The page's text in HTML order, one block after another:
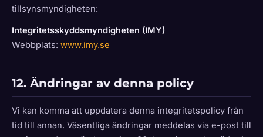
tillsynsmyndigheten:
Integritetsskyddsmyndigheten (IMY)
Webbplats: www.imy.se
12. Ändringar av denna policy
Vi kan komma att uppdatera denna integritetspolicy från
tid till annan. Väsentliga ändringar meddelas via e-post till